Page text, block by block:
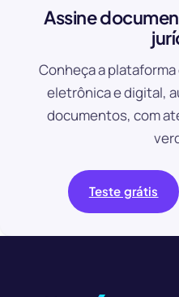
Assine
Conheça a
eletrônica e digital,
documentos, com
Teste grátis